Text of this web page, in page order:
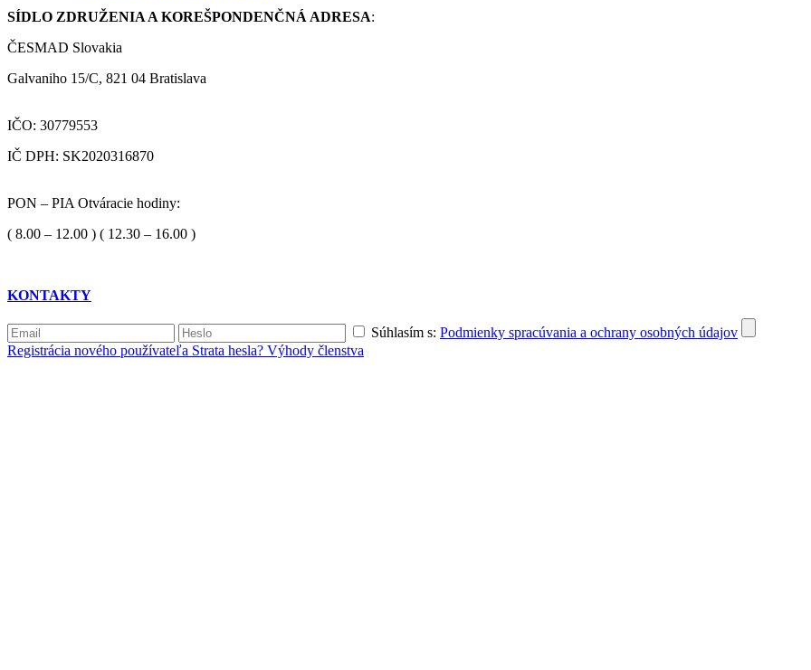
SÍDLO ZDRUŽENIA A KOREŠPONDENČNÁ ADRESA:
ČESMAD Slovakia
Galvaniho 15/C, 821 04 Bratislava
IČO: 30779553
IČ DPH: SK2020316870
PON – PIA Otváracie hodiny:
( 8.00 – 12.00 ) ( 12.30 – 16.00 )
KONTAKTY
Súhlasím s: Podmienky spracúvania a ochrany osobných údajov
Registrácia nového používateľa Strata hesla? Výhody členstva